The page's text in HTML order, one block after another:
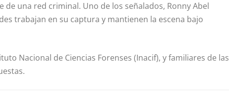
una red criminal. Uno de los señalados, Ronny Abel
trabajan en su captura y mantienen la escena bajo
Nacional de Ciencias Forenses (Inacif), y familiares de las